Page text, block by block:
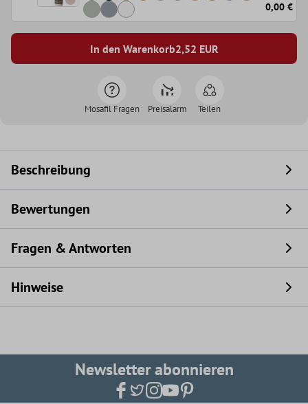
0,00 €
In den Warenkorb2,52 EUR
Mosafil Fragen Preisalarm Teilen
Beschreibung
Bewertungen
Fragen & Antworten
Hinweise
Newsletter abonnieren